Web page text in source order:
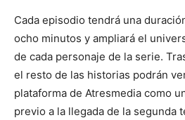
Cada episodio tendrá una
ocho minutos y ampliará el
de cada personaje de la serie.
el resto de las historias podrán
plataforma de Atresmedia como
previo a la llegada de la segunda